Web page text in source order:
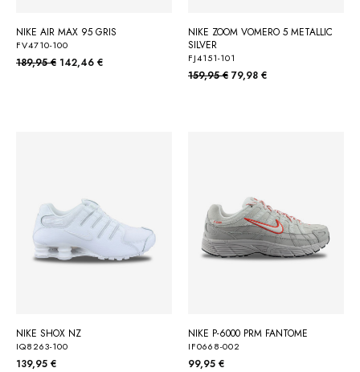
NIKE AIR MAX 95 GRIS
FV4710-100
189,95 € 142,46 €
NIKE ZOOM VOMERO 5 METALLIC
SILVER
FJ4151-101
159,95 € 79,98 €
NIKE SHOX NZ
IQ8263-100
139,95 €
NIKE P-6000 PRM FANTOME
IF0668-002
99,95 €